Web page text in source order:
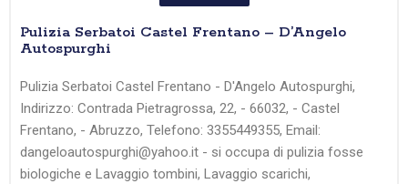
Pulizia Serbatoi Castel Frentano – D’Angelo
Autospurghi
Pulizia Serbatoi Castel Frentano - D'Angelo Autospurghi,
Indirizzo: Contrada Pietragrossa, 22, - 66032, - Castel
Frentano, - Abruzzo, Telefono: 3355449355, Email:
dangeloautospurghi@yahoo.it - si occupa di pulizia fosse
biologiche e Lavaggio tombini, Lavaggio scarichi,